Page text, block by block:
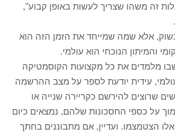
זה משהו שצריך לעשות באופן קבוע",
אלא שמה שמייחד את הזמן הזה הוא
והמיתון הנוכחי הוא עולמי.
מלמדים את כל מקצועות הקוסמטיקה
עידית יודעת לספר על מצב ההרשמה
שרוצים להירשם כקריירה שנייה או
על כספי החסכונות שלהם, נמצאים כיום
הצטמצמו. ועדיין, אם מתבוננים בחתך